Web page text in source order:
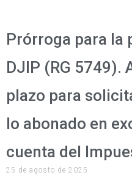
Prórroga para la
DJIP (RG 5749).
plazo para
lo abonado en
cuenta del
25 de agosto de 2025